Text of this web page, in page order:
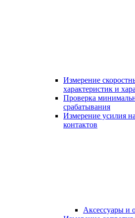
Измерение
характеристик и
Проверка
срабатывания
Измерение усилия
контактов
Аксессуары и